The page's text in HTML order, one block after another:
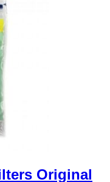
Original